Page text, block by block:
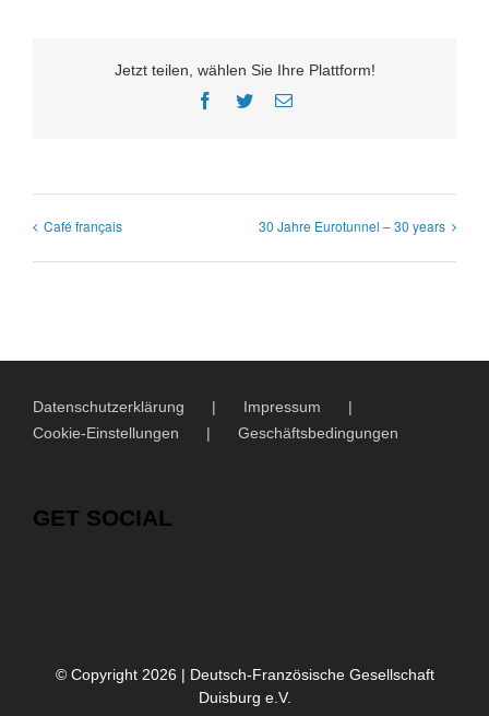
Jetzt teilen, wählen Sie Ihre Plattform!
Facebook
TwitterE-
Café français 30 Jahre Eurotunnel – 30 years
Datenschutzerklärung
Impressum
Cookie-Einstellungen
Geschäftsbedingungen
GET SOCIAL
© Copyright 2026 | Deutsch-Französische Gesellschaft
Duisburg e.V.